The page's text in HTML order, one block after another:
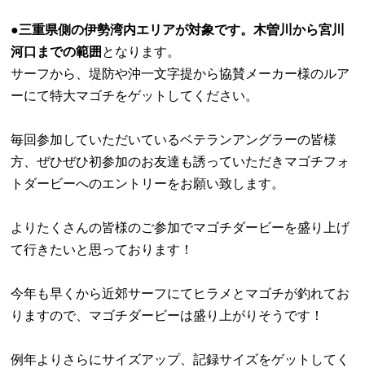
●三重県側の伊勢湾内エリアが対象です。木曽川から宮川
河口までの範囲 となります。
サーフから、堤防や沖一文字提から協賛メーカー様のルア
ーにて特大マゴチをゲットしてください。
毎回参加していただいているベテランアングラーの皆様
方、ぜひぜひ初参加のお友達も誘っていただきマゴチフォ
トダービーへのエントリーをお願い致します。
よりたくさんの皆様のご参加でマゴチダービーを盛り上げ
て行きたいと思っております！
今年も早くから近郊サーフにてヒラメとマゴチが釣れてお
りますので、マゴチダービーは盛り上がりそうです！
例年よりさらにサイズアップ、記録サイズをゲットしてく